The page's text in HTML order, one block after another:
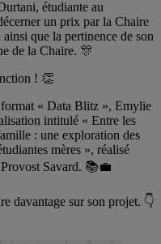
étudiante au
un prix par la Chaire
que la pertinence de son
de la Chaire. 🎊
! 👏
format « Data Blitz », Emylie
intitulé « Entre les
: une exploration des
mères », réalisé
Savard. 📚💼
davantage sur son projet. 👇